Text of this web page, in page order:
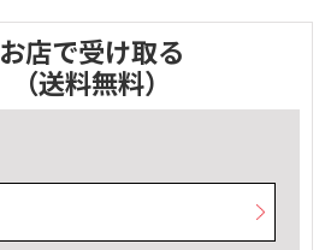
お店で受け取る
（送料無料）